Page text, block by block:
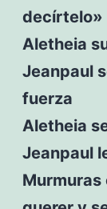
decírtelo»
Aletheia
Jeanpaul
fuerza
Aletheia
Jeanpaul
Murmuras